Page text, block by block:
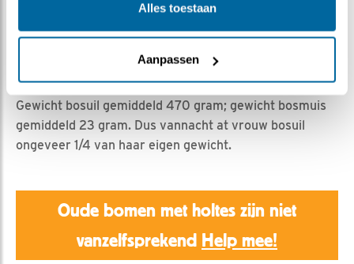
Alles toestaan
Aanpassen
blijkbaar veel muizen en hij vangt een aantal voor zijn
vrouw. Want zij is aan het broeden en kan zelf niet
Tel maar mee hoeveel hij er brengt vannacht.
Gewicht bosuil gemiddeld 470 gram; gewicht bosmuis
gemiddeld 23 gram. Dus vannacht at vrouw bosuil
ongeveer 1/4 van haar eigen gewicht.
Oude bomen met holtes zijn niet
vanzelfsprekend Help mee!